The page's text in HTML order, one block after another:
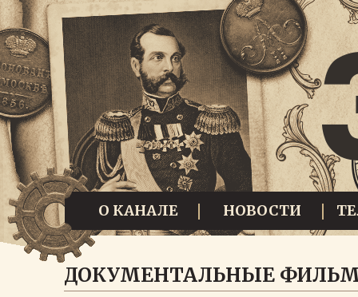
О КАНАЛЕ НОВОСТИ
ДОКУМЕНТАЛЬНЫЕ